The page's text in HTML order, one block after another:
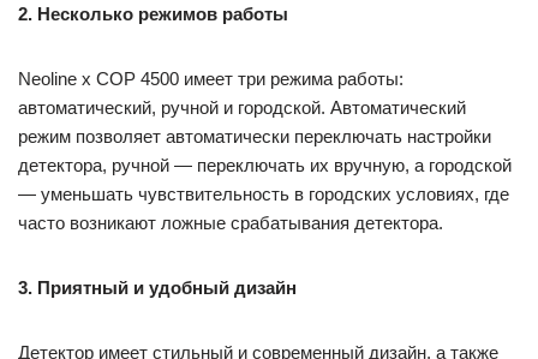
2. Несколько режимов работы
Neoline x COP 4500 имеет три режима работы:
автоматический, ручной и городской. Автоматический
режим позволяет автоматически переключать настройки
детектора, ручной — переключать их вручную, а городской
— уменьшать чувствительность в городских условиях, где
часто возникают ложные срабатывания детектора.
3. Приятный и удобный дизайн
Детектор имеет стильный и современный дизайн, а также